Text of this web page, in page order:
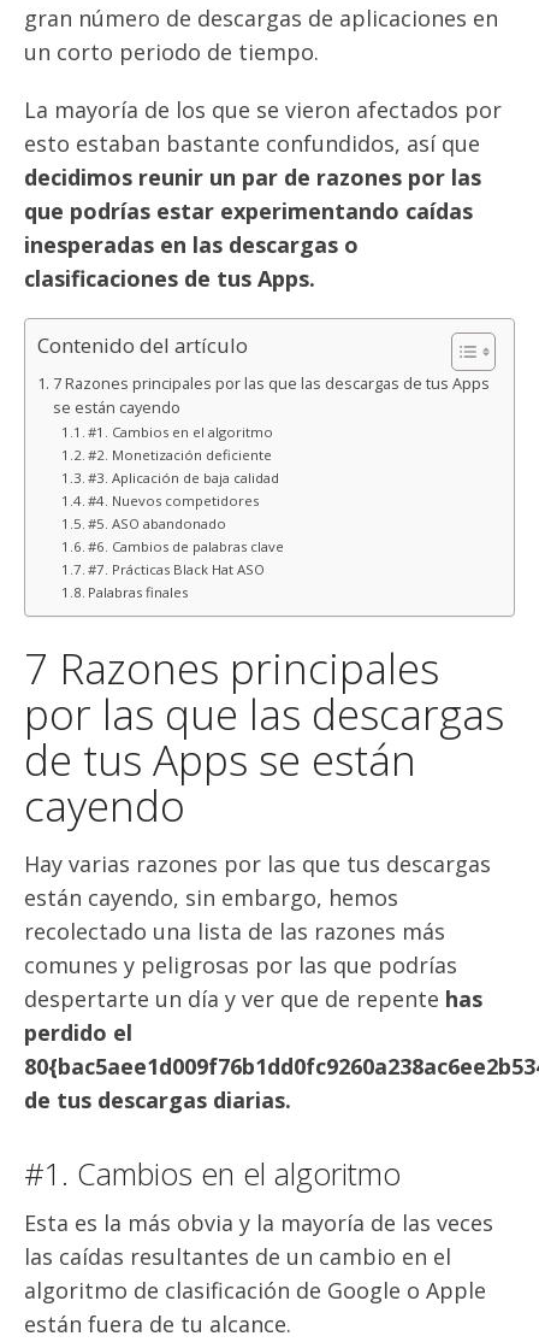
gran número de descargas de aplicaciones en
un corto periodo de tiempo.
La mayoría de los que se vieron afectados por
esto estaban bastante confundidos, así que
decidimos reunir un par de razones por las
que podrías estar experimentando caídas
inesperadas en las descargas o
clasificaciones de tus Apps.
Contenido del artículo
7 Razones principales por las que las descargas de tus Apps
se están cayendo
#1. Cambios en el algoritmo
#2. Monetización deficiente
#3. Aplicación de baja calidad
#4. Nuevos competidores
#5. ASO abandonado
#6. Cambios de palabras clave
#7. Prácticas Black Hat ASO
Palabras finales
7 Razones principales
por las que las descargas
de tus Apps se están
cayendo
Hay varias razones por las que tus descargas
están cayendo, sin embargo, hemos
recolectado una lista de las razones más
comunes y peligrosas por las que podrías
despertarte un día y ver que de repente has
perdido el
de tus descargas diarias.
#1. Cambios en el algoritmo
Esta es la más obvia y la mayoría de las veces
las caídas resultantes de un cambio en el
algoritmo de clasificación de Google o Apple
están fuera de tu alcance.